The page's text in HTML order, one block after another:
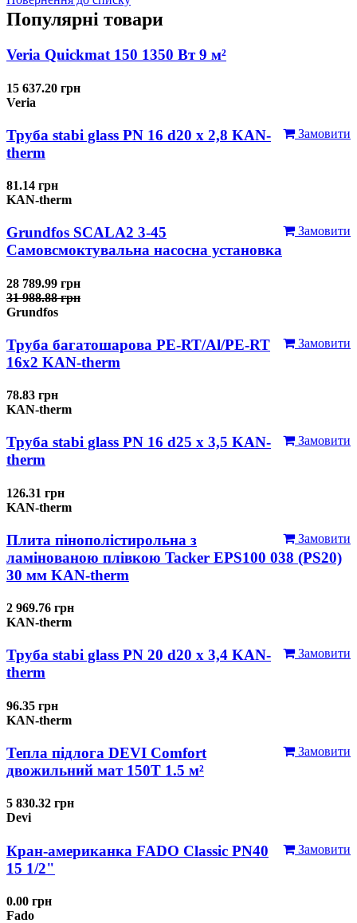
Популярні товари
Veria Quickmat 150 1350 Вт 9 м²
15 637.20 грн
Veria
Замовити
Труба stabi glass PN 16 d20 х 2,8 KAN-
therm
81.14 грн
KAN-therm
Замовити
Grundfos SCALA2 3-45
Самовсмоктувальна насосна установка
28 789.99 грн
31 988.88 грн
Grundfos
Замовити
Труба багатошарова PE-RT/Al/PE-RT
16x2 KAN-therm
78.83 грн
KAN-therm
Замовити
Труба stabi glass PN 16 d25 х 3,5 KAN-
therm
126.31 грн
KAN-therm
Замовити
Плита пінополістирольна з
ламінованою плівкою Tacker EPS100 038 (PS20)
30 мм KAN-therm
2 969.76 грн
KAN-therm
Замовити
Труба stabi glass PN 20 d20 х 3,4 KAN-
therm
96.35 грн
KAN-therm
Замовити
Тепла підлога DEVI Comfort
двожильний мат 150T 1.5 м²
5 830.32 грн
Devi
Замовити
Кран-американка FADO Classic PN40
15 1/2"
0.00 грн
Fado